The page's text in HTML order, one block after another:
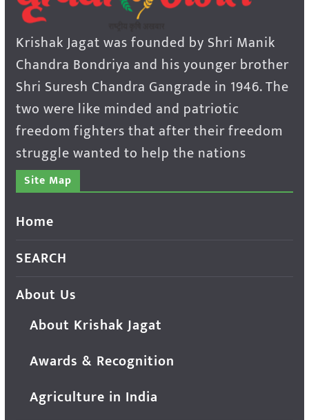
Krishak Jagat was founded by Shri Manik
Chandra Bondriya and his younger brother
Shri Suresh Chandra Gangrade in 1946. The
two were like minded and patriotic
freedom fighters that after their freedom
struggle wanted to help the nations
Site Map
Home
SEARCH
About Us
About Krishak Jagat
Awards & Recognition
Agriculture in India